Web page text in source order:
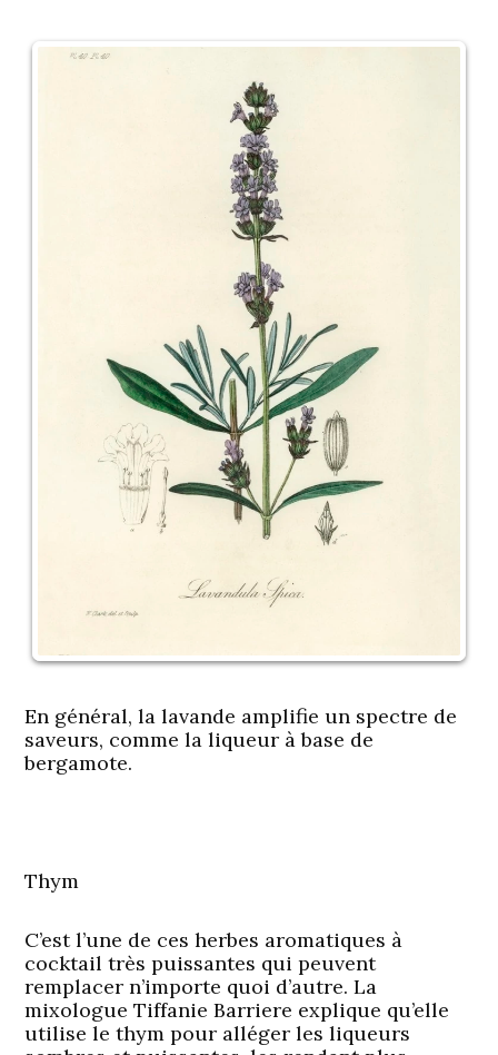
En général, la lavande amplifie un spectre de
saveurs, comme la liqueur à base de
bergamote.
Thym
C’est l’une de ces herbes aromatiques à
cocktail très puissantes qui peuvent
remplacer n’importe quoi d’autre. La
mixologue Tiffanie Barriere explique qu’elle
utilise le thym pour alléger les liqueurs